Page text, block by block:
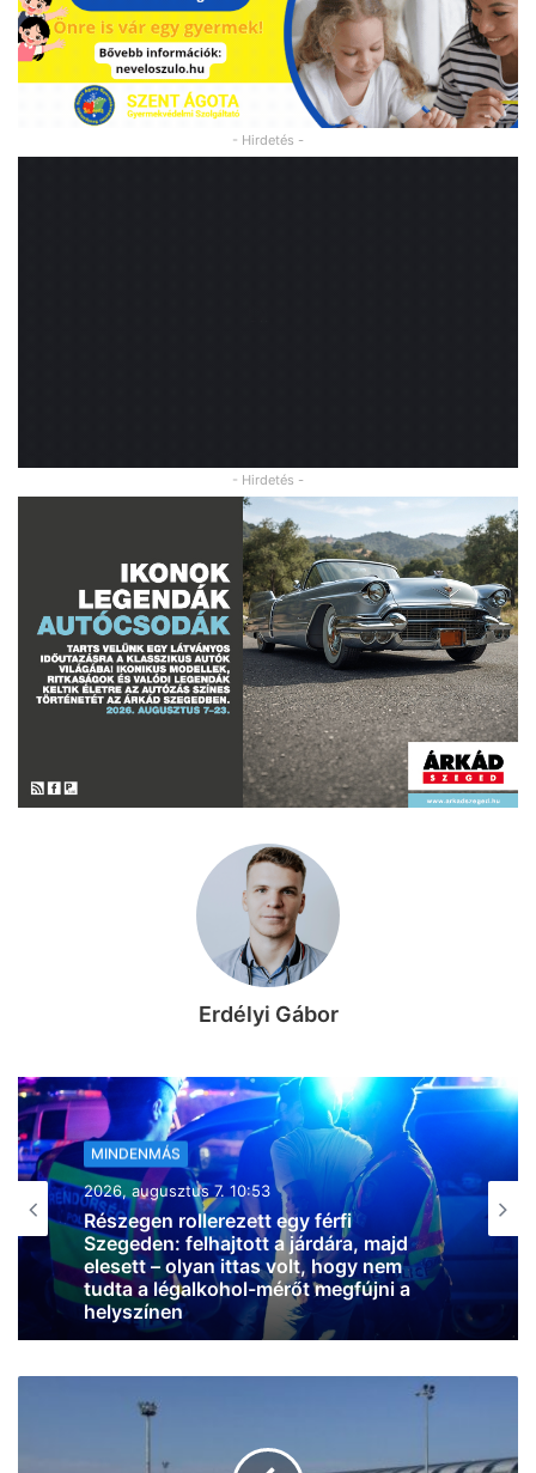
- Hirdetés -
- Hirdetés -
Erdélyi Gábor
MINDENMÁS
2026, augusztus 7. 08:56
Súlyos baleset történt
Hódmezővásárhelynél, egy embert ki
kellett emelni az egyik járműből